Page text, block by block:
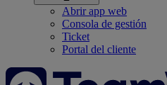
Abrir app web
Consola de gestión
Ticket
Portal del cliente